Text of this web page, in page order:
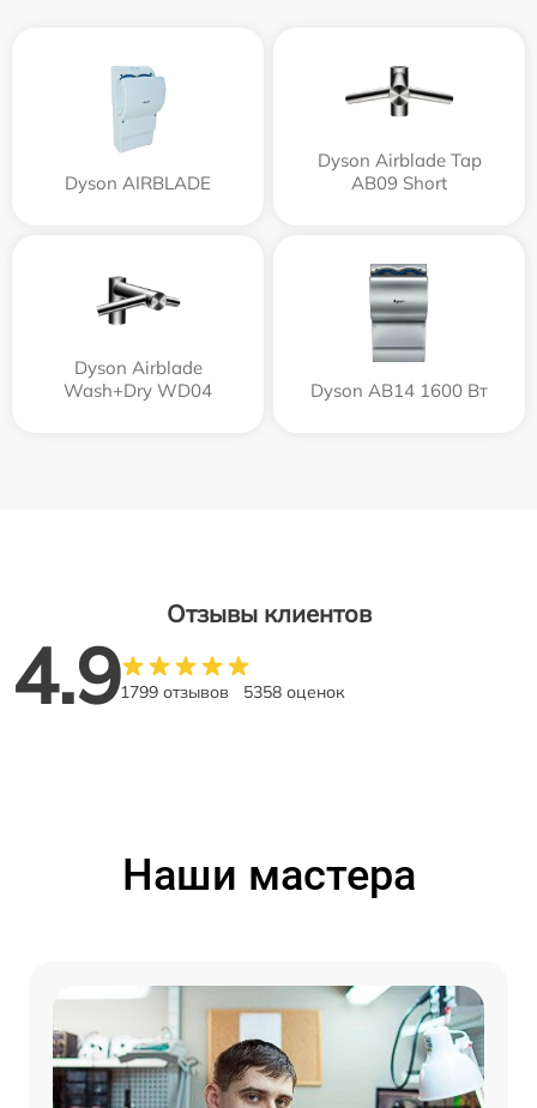
Dyson AIRBLADE
Dyson Airblade Tap
AB09 Short
Dyson Airblade
Wash+Dry WD04
Dyson AB14 1600 Вт
Отзывы клиентов
4.91799 отзывов 5358 оценок
Наши мастера